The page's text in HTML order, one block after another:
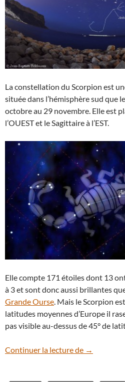
La constellation du Scorpion est
située dans l’hémisphère sud que le
octobre au 29 novembre. Elle est
l’OUEST et le Sagittaire à l’EST.
Elle compte 171 étoiles dont 13
à 3 et sont donc aussi brillantes
Grande Ourse. Mais le Scorpion
latitudes moyennes d’Europe il
pas visible au-dessus de 45° de
Continuer la lecture de La
→